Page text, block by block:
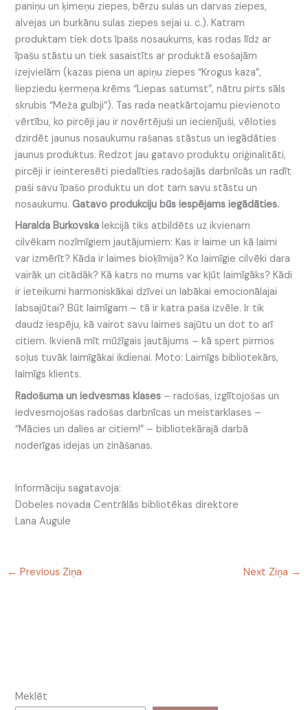
paniņu un ķimeņu ziepes, bērzu sulas un darvas ziepes,
alvejas un burkānu sulas ziepes sejai u. c.). Katram
produktam tiek dots īpašs nosaukums, kas rodas līdz ar
īpašu stāstu un tiek sasaistīts ar produktā esošajām
izejvielām (kazas piena un apiņu ziepes “Krogus kaza”,
liepziedu ķermeņa krēms “Liepas satumst”, nātru pirts sāls
skrubis “Meža gulbji”). Tas rada neatkārtojamu pievienoto
vērtību, ko pircēji jau ir novērtējuši un iecienījuši, vēloties
dzirdēt jaunus nosaukumu rašanas stāstus un iegādāties
jaunus produktus. Redzot jau gatavo produktu oriģinalitāti,
pircēji ir ieinteresēti piedalīties radošajās darbnīcās un radīt
paši savu īpašo produktu un dot tam savu stāstu un
nosaukumu. Gatavo produkciju būs iespējams iegādāties.
Haralda Burkovskalekcijā tiks atbildēts uz ikvienam
cilvēkam nozīmīgiem jautājumiem: Kas ir laime un kā laimi
var izmērīt? Kāda ir laimes bioķīmija? Ko laimīgie cilvēki dara
vairāk un citādāk? Kā katrs no mums var kļūt laimīgāks? Kādi
ir ieteikumi harmoniskākai dzīvei un labākai emocionālajai
labsajūtai? Būt laimīgam – tā ir katra paša izvēle. Ir tik
daudz iespēju, kā vairot savu laimes sajūtu un dot to arī
citiem. Ikvienā mīt mūžīgais jautājums – kā spert pirmos
soļus tuvāk laimīgākai ikdienai. Moto: Laimīgs bibliotekārs,
laimīgs klients.
Radošuma un iedvesmas klases – radošas, izglītojošas un
iedvesmojošas radošas darbnīcas un meistarklases –
“Mācies un dalies ar citiem!” – bibliotekārajā darbā
noderīgas idejas un zināšanas.
Informāciju sagatavoja:
Dobeles novada Centrālās bibliotēkas direktore
Lana Augule
← Previous Ziņa Next Ziņa →
Meklēt